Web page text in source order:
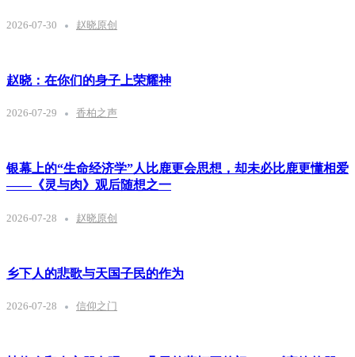
2026-07-30 赵晓原创
赵晓：在你们的身子上荣耀神
2026-07-29 香柏之声
银幕上的“生命经济学”人比鹿更会思想，却未必比鹿更懂相爱
——《灵与肉》观后随想之一
2026-07-28 赵晓原创
乡下人的悲歌与天国子民的作为
2026-07-28 信仰之门